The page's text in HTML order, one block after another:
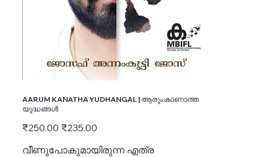
AARUM KANATHA YUDHANGAL | ആരും കാണാത്ത
യുദ്ധങ്ങൾ
Original
price
₹250.00 Sale
price
₹235.00
വീണുപോകുമായിരുന്ന എത്ര